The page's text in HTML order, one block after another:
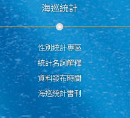
海巡統計
性別統計專區
統計名詞解釋
資料發布時間
海巡統計書刊